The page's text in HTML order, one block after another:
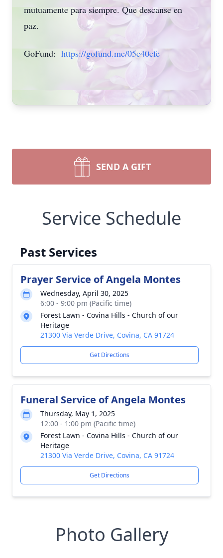
mutuamente para siempre. Que descanse en
paz.
GoFund: https://gofund.me/05e40efe
SEND A GIFT
Service Schedule
Past Services
Prayer Service of Angela Montes
Wednesday, April 30, 2025
6:00 - 9:00 pm (Pacific time)
Forest Lawn - Covina Hills - Church of our
Heritage
21300 Via Verde Drive, Covina, CA 91724
Get Directions
Funeral Service of Angela Montes
Thursday, May 1, 2025
12:00 - 1:00 pm (Pacific time)
Forest Lawn - Covina Hills - Church of our
Heritage
21300 Via Verde Drive, Covina, CA 91724
Get Directions
Photo Gallery